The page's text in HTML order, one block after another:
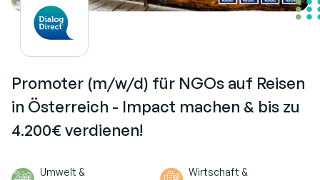
Promoter (m/w/d) für NGOs auf Reisen
in Österreich - Impact machen & bis zu
4.200€ verdienen!
Umwelt &
Wirtschaft &